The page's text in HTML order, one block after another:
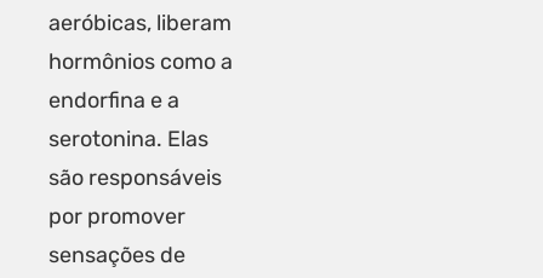
aeróbicas, liberam
hormônios como a
endorfina e a
serotonina. Elas
são responsáveis
por promover
sensações de